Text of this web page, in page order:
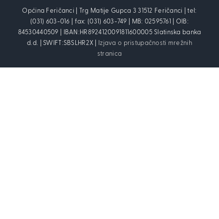
Općina Feričanci | Trg Matije Gupca 3 31512 Feričanci | tel:
(031) 603-016 | fax: (031) 603-749 | MB: 02595761 | OIB:
84530440509 | IBAN:HR8924120091811600005 Slatinska banka
d.d. | SWIFT:SBSLHR2X |
Izjava o pristupačnosti mrežnih
stranica